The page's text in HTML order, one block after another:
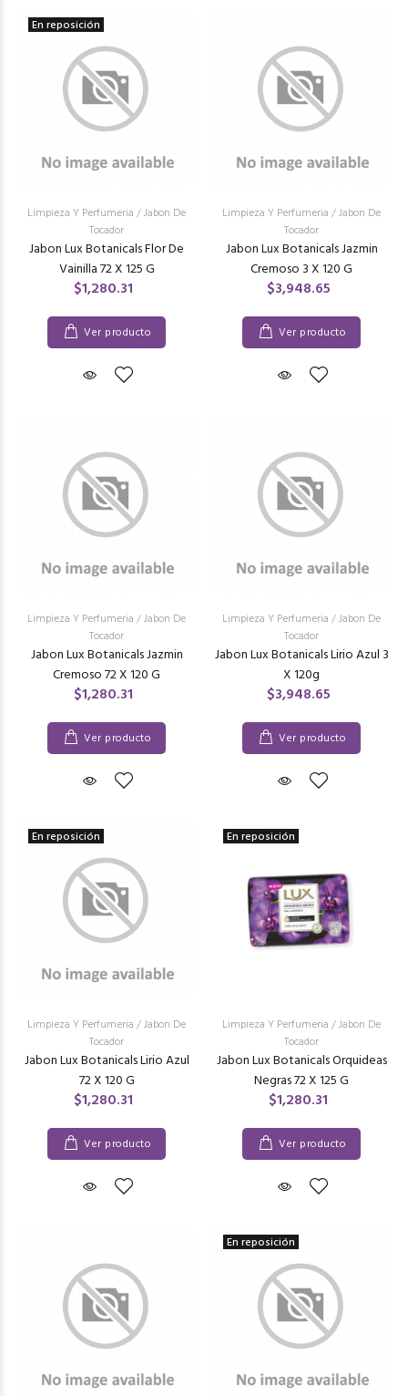
En reposición
Limpieza Y Perfumeria /Jabon De
Tocador
Jabon Lux Botanicals Flor De
Vainilla 72 X 125 G
$1,280.31
Ver producto
Limpieza Y Perfumeria /Jabon De
Tocador
Jabon Lux Botanicals Jazmin
Cremoso 3 X 120 G
$3,948.65
Ver producto
Limpieza Y Perfumeria /Jabon De
Tocador
Jabon Lux Botanicals Jazmin
Cremoso 72 X 120 G
$1,280.31
Ver producto
Limpieza Y Perfumeria /Jabon De
Tocador
Jabon Lux Botanicals Lirio Azul 3
X 120g
$3,948.65
Ver producto
En reposición
Limpieza Y Perfumeria /Jabon De
Tocador
Jabon Lux Botanicals Lirio Azul
72 X 120 G
$1,280.31
Ver producto
En reposición
Limpieza Y Perfumeria /Jabon De
Tocador
Jabon Lux Botanicals Orquideas
Negras 72 X 125 G
$1,280.31
Ver producto
En reposición